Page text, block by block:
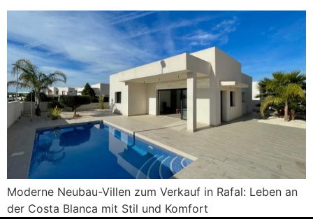
Moderne Neubau-Villen zum Verkauf in Rafal: Leben an
der Costa Blanca mit Stil und Komfort